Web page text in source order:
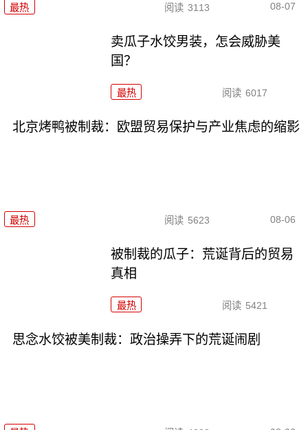
最热 阅读 3113 08-07
卖瓜子水饺男装，怎会威胁美
国？
最热 阅读 6017
北京烤鸭被制裁：欧盟贸易保护与产业焦虑的缩影
最热 阅读 5623 08-06
被制裁的瓜子：荒诞背后的贸易
真相
最热 阅读 5421
思念水饺被美制裁：政治操弄下的荒诞闹剧